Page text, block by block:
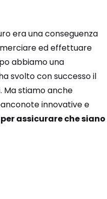
era una conseguenza
ed effettuare
abbiamo una
svolto con successo il
. Ma stiamo anche
innovative e
assicurare che siano